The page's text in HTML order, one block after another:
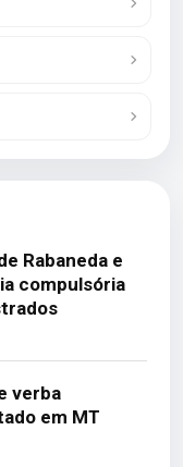
Rabaneda e
compulsória
verba
em MT